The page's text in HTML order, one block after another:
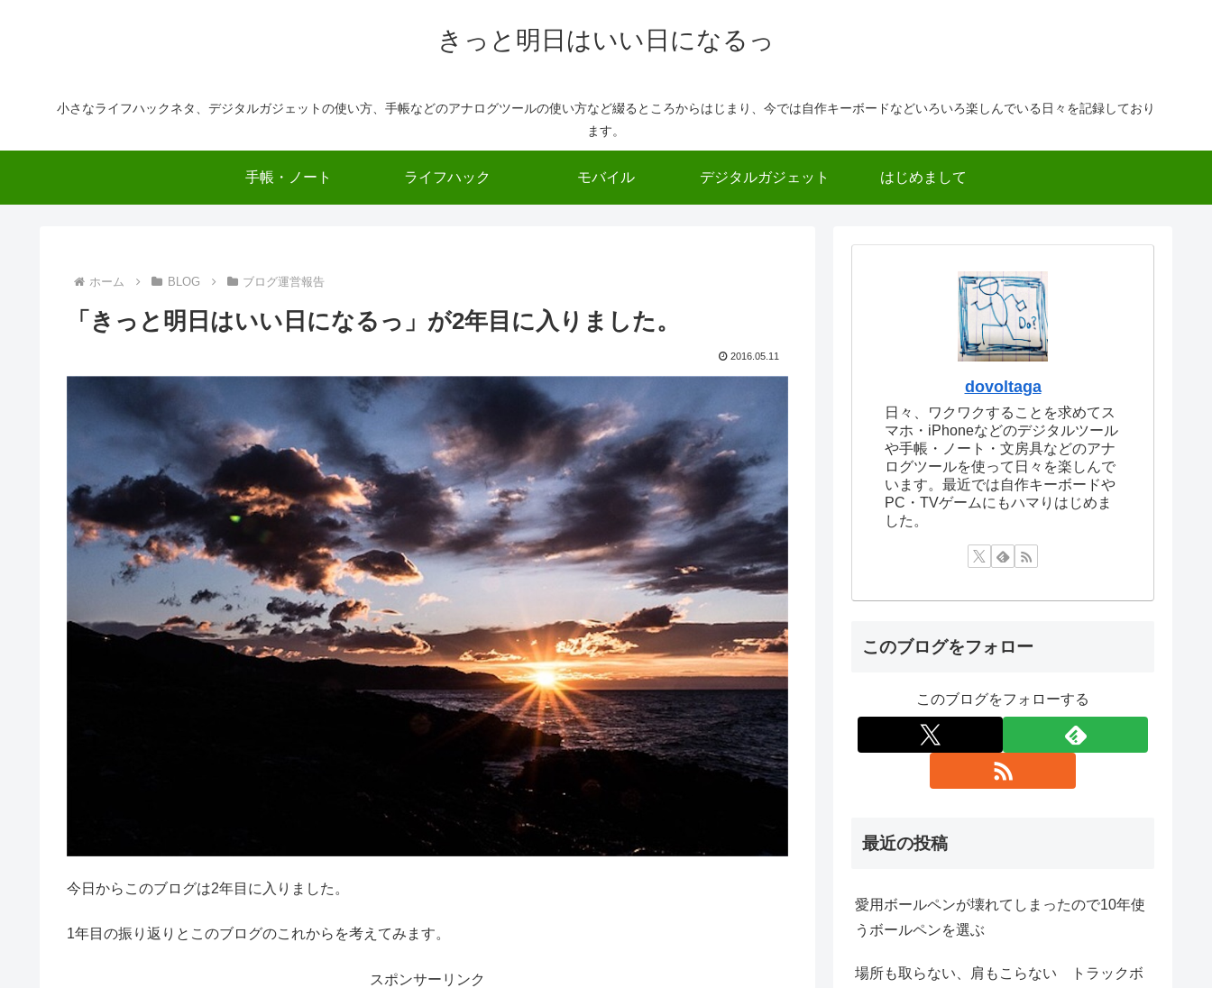
きっと明日はいい日になるっ
小さなライフハックネタ、デジタルガジェットの使い方、手帳などのアナログツールの使い方など綴るところからはじまり、今では自作キーボードなどいろいろ楽しんでいる日々を記録しており
ます。
手帳・ノート ライフハック モバイル デジタルガジェット はじめまして
ホーム BLOG ブログ運営報告
「きっと明日はいい日になるっ」が2年目に入りました。
2016.05.11
今日からこのブログは2年目に入りました。
1年目の振り返りとこのブログのこれからを考えてみます。
スポンサーリンク
dovoltaga
日々、ワクワクすることを求めてス
マホ・iPhoneなどのデジタルツール
や手帳・ノート・文房具などのアナ
ログツールを使って日々を楽しんで
います。最近では自作キーボードや
PC・TVゲームにもハマりはじめま
した。
このブログをフォロー
このブログをフォローする
最近の投稿
愛用ボールペンが壊れてしまったので10年使
うボールペンを選ぶ
場所も取らない、肩もこらない トラックボ